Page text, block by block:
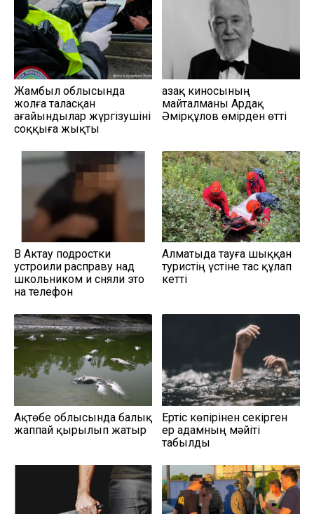
Жамбыл облысында
жолға таласқан
ағайындылар жүргізушіні
соққыға жықты
Қазақ киносының
майталманы Ардақ
Әмірқұлов өмірден өтті
В Актау подростки
устроили расправу над
школьником и сняли это
на телефон
Алматыда тауға шыққан
туристің үстіне тас құлап
кетті
Ақтөбе облысында балық
жаппай қырылып жатыр
Ертіс көпірінен секірген
ер адамның мәйіті
табылды